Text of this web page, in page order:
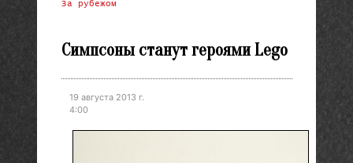
За рубежом
Симпсоны станут героями Lego
19 августа 2013 г.
4:00